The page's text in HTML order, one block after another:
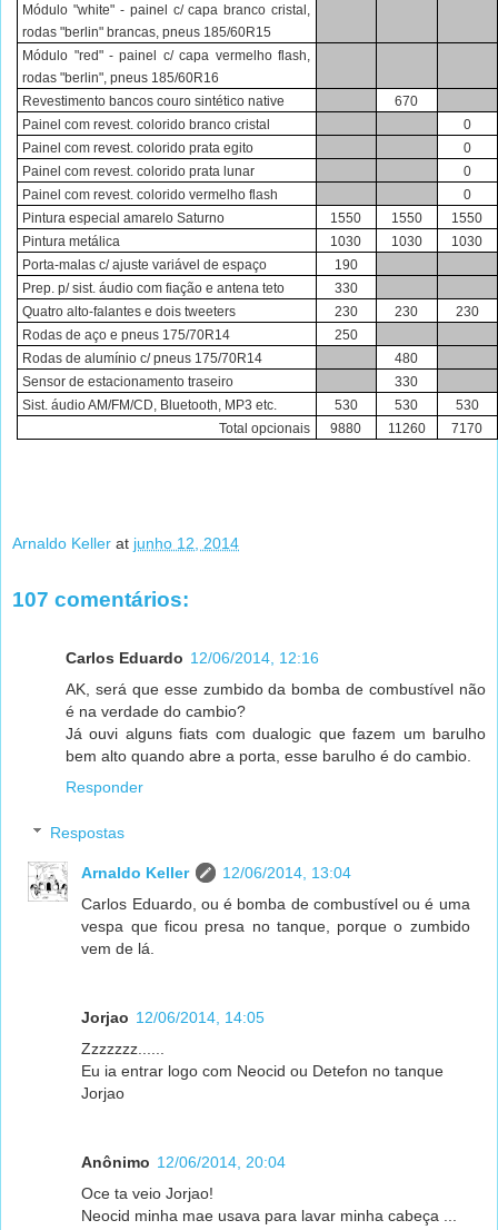
Módulo "white" - painel c/ capa branco cristal,
rodas "berlin" brancas, pneus 185/60R15
Módulo "red" - painel c/ capa vermelho flash,
rodas "berlin", pneus 185/60R16
Revestimento bancos couro sintético native
670
Painel com revest. colorido branco cristal
0
Painel com revest. colorido prata egito
0
Painel com revest. colorido prata lunar
0
Painel com revest. colorido vermelho flash
0
Pintura especial amarelo Saturno
1550 1550
1550
Pintura metálica
1030 1030
1030
Porta-malas c/ ajuste variável de espaço
190
Prep. p/ sist. áudio com fiação e antena teto
330
Quatro alto-falantes e dois tweeters
230 230
230
Rodas de aço e pneus 175/70R14
250
Rodas de alumínio c/ pneus 175/70R14
480
Sensor de estacionamento traseiro
330
Sist. áudio AM/FM/CD, Bluetooth, MP3 etc.
530 530
530
Total opcionais
9880 11260 7170
Arnaldo Keller at junho 12, 2014
107 comentários:
Carlos Eduardo 12/06/2014, 12:16
AK, será que esse zumbido da bomba de combustível não
é na verdade do cambio?
Já ouvi alguns fiats com dualogic que fazem um barulho
bem alto quando abre a porta, esse barulho é do cambio.
Responder
Respostas
Arnaldo Keller
12/06/2014, 13:04
Carlos Eduardo, ou é bomba de combustível ou é uma
vespa que ficou presa no tanque, porque o zumbido
vem de lá.
Jorjao 12/06/2014, 14:05
Zzzzzzz......
Eu ia entrar logo com Neocid ou Detefon no tanque
Jorjao
Anônimo 12/06/2014, 20:04
Oce ta veio Jorjao!
Neocid minha mae usava para lavar minha cabeça ...